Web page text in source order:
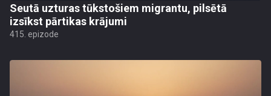
Seutā uzturas tūkstošiem migrantu, pilsētā
izsīkst pārtikas krājumi
415. epizode